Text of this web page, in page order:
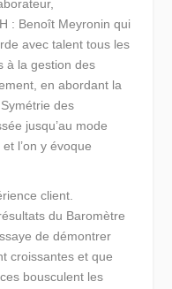
: Benoît Meyronin qui
avec talent tous les
à la gestion des
en abordant la
des
jusqu’au mode
l’on y évoque
client.
du Baromètre
de démontrer
croissantes et que
bousculent les